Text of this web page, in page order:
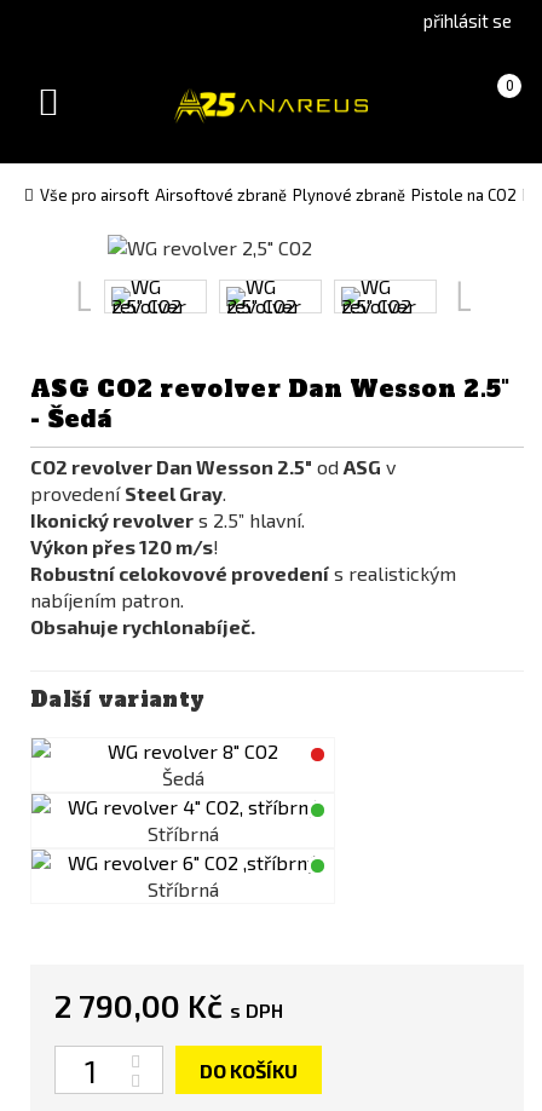
version(Slovak)
přihlásit se
Košík 0
(prázdný)
Toggle
Vše pro airsoft Airsoftové zbraně Plynové zbraně Pistole na CO2
ASG CO2 revolver Dan Wesson 2.5"
- Šedá
CO2 revolver Dan Wesson 2.5" od ASG v
provedení Steel Gray.
Ikonický revolver s 2.5” hlavní.
Výkon přes 120 m/s!
Robustní celokovové provedení s realistickým
nabíjením patron.
Obsahuje rychlonabíječ.
Další varianty
Šedá
Stříbrná
Stříbrná
2 790,00 Kč s DPH
Počet
DO KOŠÍKU